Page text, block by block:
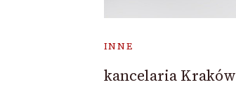
INNE
kancelaria Kraków